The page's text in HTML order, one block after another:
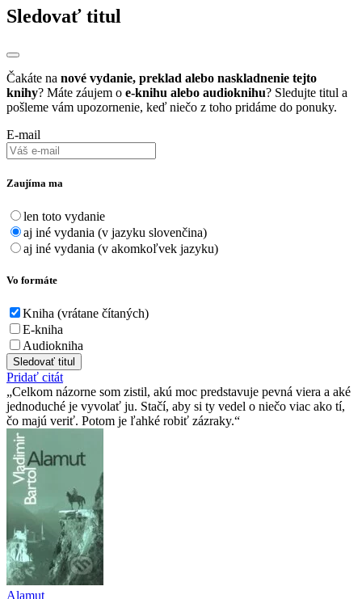
Sledovať titul
Čakáte na nové vydanie, preklad alebo naskladnenie tejto
knihy? Máte záujem o e-knihu alebo audioknihu? Sledujte titul a
pošleme vám upozornenie, keď niečo z toho pridáme do ponuky.
E-mail
Zaujíma ma
len toto vydanie
aj iné vydania (v jazyku slovenčina)
aj iné vydania (v akomkoľvek jazyku)
Vo formáte
Kniha (vrátane čítaných)
E-kniha
Audiokniha
Sledovať titul
Pridať citát
Celkom názorne som zistil, akú moc predstavuje pevná viera a aké
jednoduché je vyvolať ju. Stačí, aby si ty vedel o niečo viac ako tí,
čo majú veriť. Potom je ľahké robiť zázraky.
Alamut